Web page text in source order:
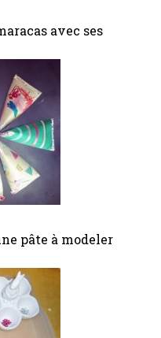
avec ses
pâte à modeler